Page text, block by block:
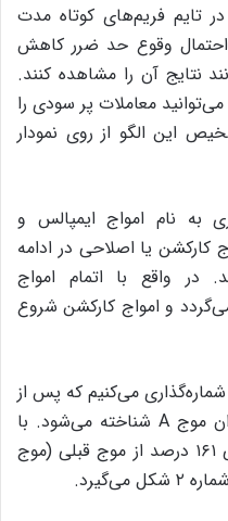
در تایم فریم‌های کوتاه مدت
احتمال وقوع حد ضرر کاهش
نتایج آن را مشاهده کنند.
بنابراین با استفاده از استراتژی ۱۲۳ می‌توانید معاملات پر سودی را
این الگو از روی نمودار
به نام امواج ایمپالس و
یا اصلاحی در ادامه
در واقع با اتمام امواج
و امواج کارکشن شروع
محل شروع موج کارکشن را نقطه ۱ شماره‌گذاری می‌کنیم که پس از
اینکه این موج پایان یافت، به‌عنوان موج A شناخته می‌شود. با
پیش‌روی این موج به اندازه ۱۰۰ الی ۱۶۱ درصد از موج قبلی (موج